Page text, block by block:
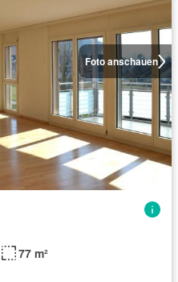
Foto anschauen
77 m²